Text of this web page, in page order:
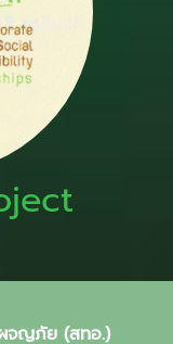
ผจญภัย (สทอ.)